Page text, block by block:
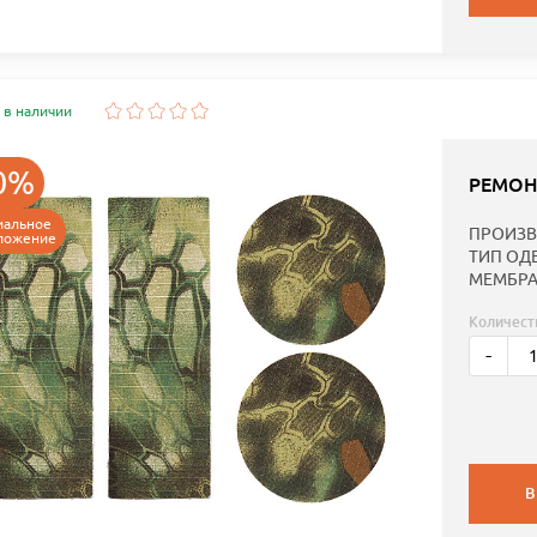
в наличии
ТИП
-